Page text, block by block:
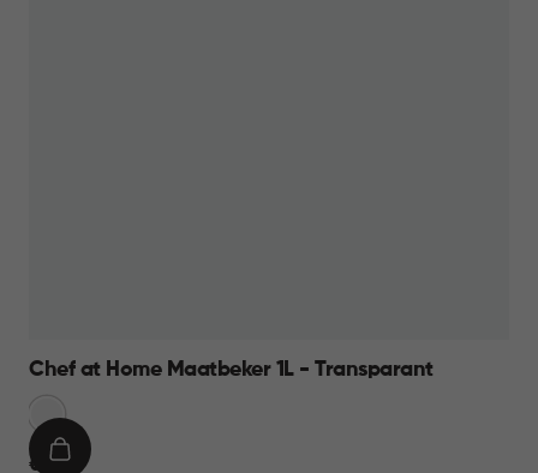
Chef at Home Maatbeker 1L - Transparant
€
€ 9,95
IN